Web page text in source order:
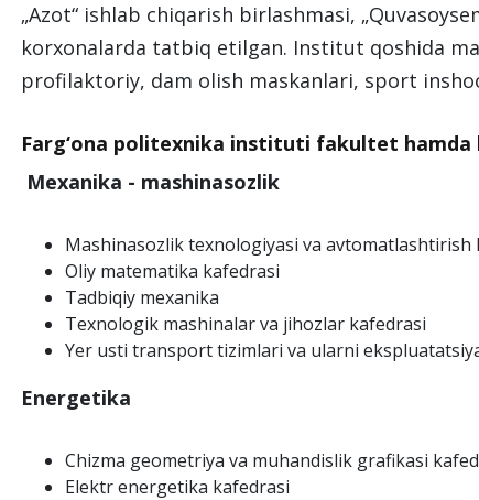
„Azot“ ishlab chiqarish birlashmasi,
korxonalarda tatbiq etilgan. Institut qoshida
profilaktoriy, dam olish maskanlari, sport
Farg‘ona politexnika instituti fakultet hamda
Mexanika - mashinasozlik
Mashinasozlik texnologiyasi va avtomatlashtirish
Oliy matematika kafedrasi
Tadbiqiy mexanika
Texnologik mashinalar va jihozlar kafedrasi
Yer usti transport tizimlari va ularni
Energetika
Chizma geometriya va muhandislik grafikasi
Elektr energetika kafedrasi